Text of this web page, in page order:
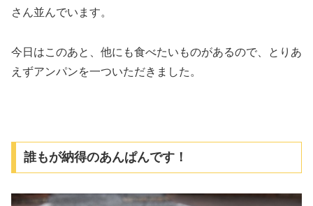
さん並んでいます。
今日はこのあと、他にも食べたいものがあるので、とりあ
えずアンパンを一ついただきました。
誰もが納得のあんぱんです！